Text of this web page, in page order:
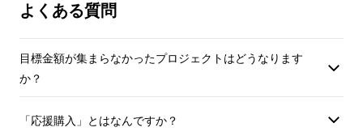
よくある質問
目標金額が集まらなかったプロジェクトはどうなります
か？
「応援購入」とはなんですか？